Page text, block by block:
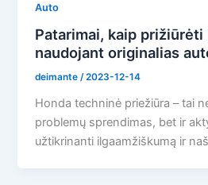
Auto
Patarimai, kaip prižiūrėti
naudojant originalias
deimante/2023-12-14
Honda techninė priežiūra – tai
problemų sprendimas, bet ir
užtikrinanti ilgaamžiškumą ir